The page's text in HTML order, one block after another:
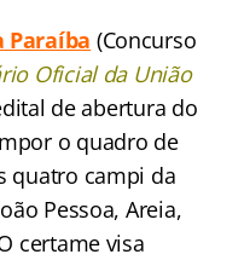
Paraíba (Concurso
Oficial da União
de abertura do
o quadro de
quatro campi da
Pessoa, Areia,
certame visa